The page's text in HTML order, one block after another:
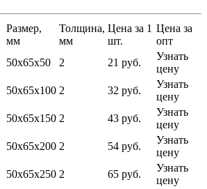
Размер,
мм
Толщина,
мм
Цена за 1
шт.
Цена за
опт
50х65х50 2 21 руб.
Узнать
цену
50х65х100 2 32 руб.
Узнать
цену
50х65х150 2 43 руб.
Узнать
цену
50х65х200 2 54 руб.
Узнать
цену
50х65х250 2 65 руб.
Узнать
цену